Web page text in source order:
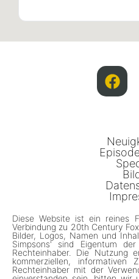
Diese Website ist ein reines
Verbindung zu 20th Century
Bilder, Logos, Namen und
Simpsons' sind Eigentum
Rechteinhaber. Die Nutzung
kommerziellen, informativen
Rechteinhaber mit der